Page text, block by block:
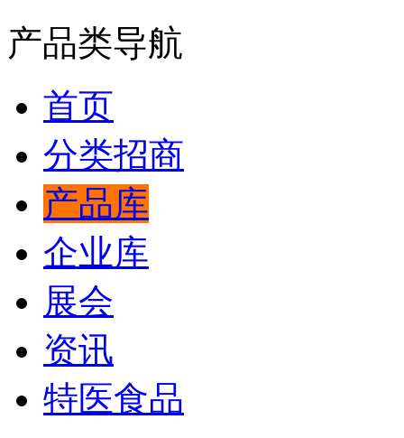
产品类导航
首页
分类招商
产品库
企业库
展会
资讯
特医食品